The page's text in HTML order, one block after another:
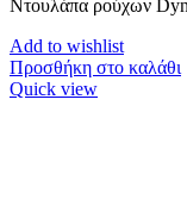
Ντουλάπα ρούχων
Add to wishlist
Προσθήκη στο καλάθι
Quick view